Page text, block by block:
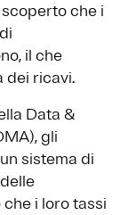
che i
il che
dei ricavi.
Data &
gli
sistema di
i loro tassi